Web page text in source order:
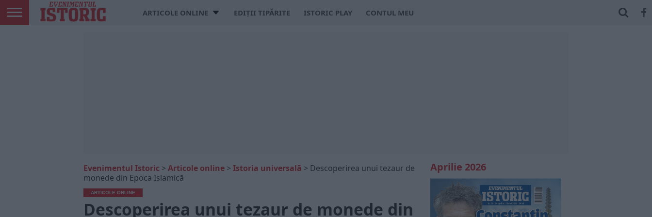
ARTICOLE ONLINE EDIȚII TIPĂRITE ISTORIC PLAY CONTUL MEU
Evenimentul Istoric > Articole online > Istoria universală > Descoperirea unui tezaur de
monede din Epoca Islamică
ARTICOLE ONLINE
Descoperirea unui tezaur de monede din
Aprilie 2026